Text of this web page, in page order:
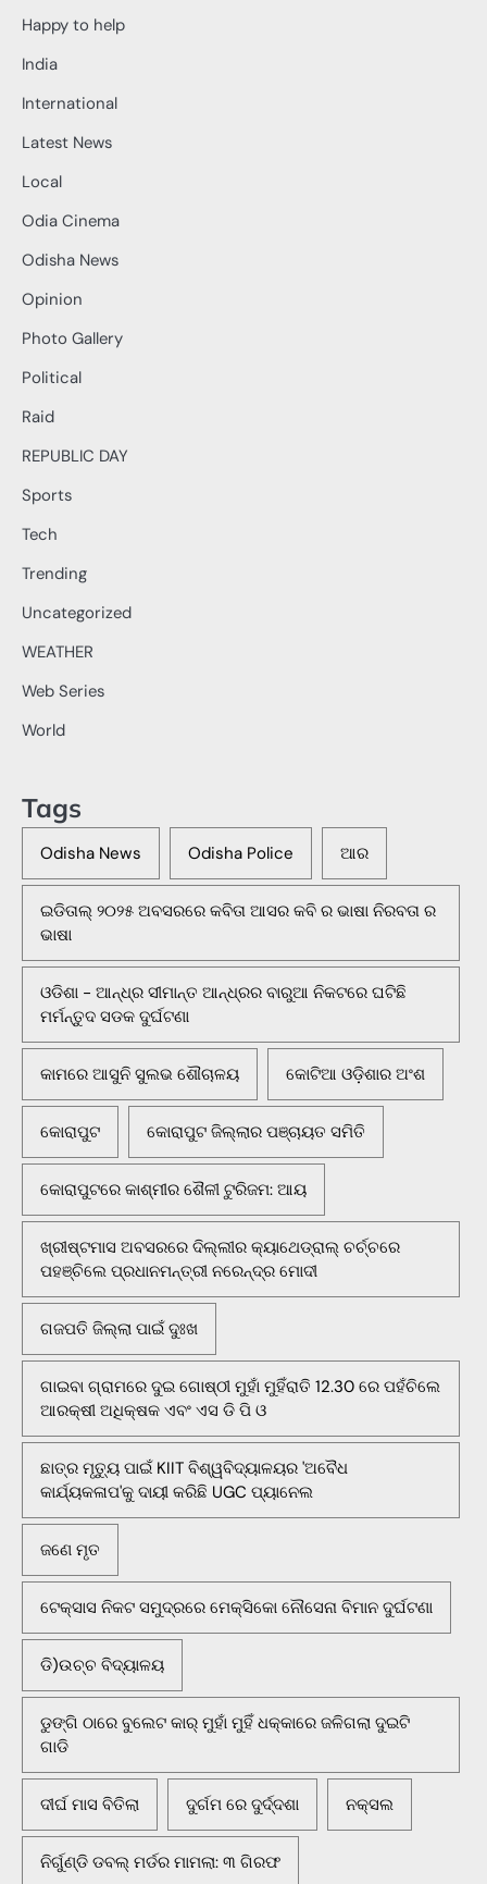
Happy to help
India
International
Latest News
Local
Odia Cinema
Odisha News
Opinion
Photo Gallery
Political
Raid
REPUBLIC DAY
Sports
Tech
Trending
Uncategorized
WEATHER
Web Series
World
Tags
Odisha News Odisha Police ଆର
ଇଡିତାଲ୍ ୨୦୨୫ ଅବସରରେ କବିତା ଆସର କବି ର ଭାଷା ନିରବତା ର
ଭାଷା
ଓଡିଶା - ଆନ୍ଧ୍ର ସୀମାନ୍ତ ଆନ୍ଧ୍ରର ବାରୁଆ ନିକଟରେ ଘଟିଛି
ମର୍ମନ୍ତୁଦ ସଡକ ଦୁର୍ଘଟଣା
କାମରେ ଆସୁନି ସୁଲଭ ଶୌଚାଳୟ କୋଟିଆ ଓଡ଼ିଶାର ଅଂଶ
କୋରାପୁଟ କୋରାପୁଟ ଜିଲ୍ଲାର ପଞ୍ଚାୟତ ସମିତି
କୋରାପୁଟରେ କାଶ୍ମୀର ଶୈଳୀ ଟୁରିଜମ: ଆୟ
ଖ୍ରୀଷ୍ଟମାସ ଅବସରରେ ଦିଲ୍ଲୀର କ୍ୟାଥେଡ୍ରାଲ୍ ଚର୍ଚ୍ଚରେ
ପହଞ୍ଚିଲେ ପ୍ରଧାନମନ୍ତ୍ରୀ ନରେନ୍ଦ୍ର ମୋଦୀ
ଗଜପତି ଜିଲ୍ଲା ପାଇଁ ଦୁଃଖ
ଗାଇବା ଗ୍ରାମରେ ଦୁଇ ଗୋଷ୍ଠୀ ମୁହାଁ ମୁହିଁରାତି 12.30 ରେ ପହଁଚିଲେ
ଆରକ୍ଷୀ ଅଧିକ୍ଷକ ଏବଂ ଏସ ଡି ପି ଓ
ଛାତ୍ର ମୃତ୍ୟୁ ପାଇଁ KIIT ବିଶ୍ୱବିଦ୍ୟାଳୟର 'ଅବୈଧ
କାର୍ଯ୍ୟକଳାପ'କୁ ଦାୟୀ କରିଛି UGC ପ୍ୟାନେଲ
ଜଣେ ମୃତ
ଟେକ୍ସାସ ନିକଟ ସମୁଦ୍ରରେ ମେକ୍ସିକୋ ନୌସେନା ବିମାନ ଦୁର୍ଘଟଣା
ଡି)ଉଚ୍ଚ ବିଦ୍ୟାଳୟ
ଡୁଙ୍ଗି ଠାରେ ବୁଲେଟ କାର୍ ମୁହାଁ ମୁହିଁ ଧକ୍କାରେ ଜଳିଗଲା ଦୁଇଟି
ଗାଡି
ଦୀର୍ଘ ମାସ ବିତିଲା ଦୁର୍ଗମ ରେ ଦୁର୍ଦ୍ଦଶା ନକ୍ସଲ
ନିର୍ଗୁଣ୍ଡି ଡବଲ୍ ମର୍ଡର ମାମଲା: ୩ ଗିରଫ